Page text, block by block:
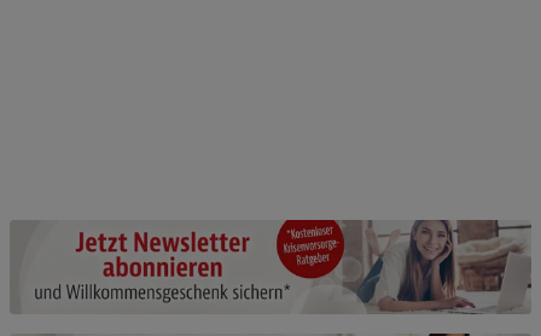
Beschreibung Notwendige Cookies
Cookie-Informationenanzeigen